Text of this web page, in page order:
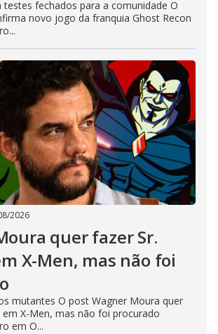
testes fechados para a comunidade O
novo jogo da franquia Ghost Recon
2026
quer fazer Sr.
X-Men, mas não foi
mutantes O post Wagner Moura quer
em X-Men, mas não foi procurado
em O...